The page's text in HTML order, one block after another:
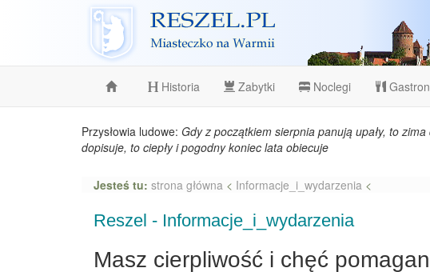
Reszel
Historia Zabytki Noclegi
Przysłowia ludowe: Gdy z początkiem sierpnia panują upały, to
dopisuje, to ciepły i pogodny koniec lata obiecuje
Jesteś tu: strona główna < Informacje_i_wydarzenia <
Reszel - Informacje_i_wydarzenia
Masz cierpliwość i chęć